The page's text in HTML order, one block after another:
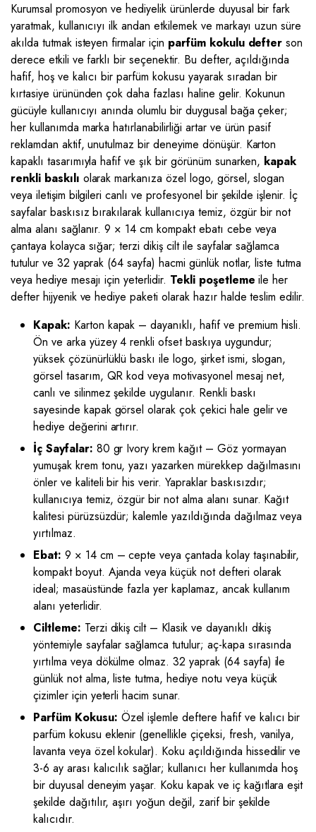
Kurumsal promosyon ve hediyelik ürünlerde duyusal bir fark
yaratmak, kullanıcıyı ilk andan etkilemek ve markayı uzun süre
akılda tutmak isteyen firmalar için parfüm kokulu defter son
derece etkili ve farklı bir seçenektir. Bu defter, açıldığında
hafif, hoş ve kalıcı bir parfüm kokusu yayarak sıradan bir
kırtasiye ürününden çok daha fazlası haline gelir. Kokunun
gücüyle kullanıcıyı anında olumlu bir duygusal bağa çeker;
her kullanımda marka hatırlanabilirliği artar ve ürün pasif
reklamdan aktif, unutulmaz bir deneyime dönüşür. Karton
kapaklı tasarımıyla hafif ve şık bir görünüm sunarken, kapak
renkli baskılı olarak markanıza özel logo, görsel, slogan
veya iletişim bilgileri canlı ve profesyonel bir şekilde işlenir. İç
sayfalar baskısız bırakılarak kullanıcıya temiz, özgür bir not
alma alanı sağlanır. 9 × 14 cm kompakt ebatı cebe veya
çantaya kolayca sığar; terzi dikiş cilt ile sayfalar sağlamca
tutulur ve 32 yaprak (64 sayfa) hacmi günlük notlar, liste tutma
veya hediye mesajı için yeterlidir. Tekli poşetleme ile her
defter hijyenik ve hediye paketi olarak hazır halde teslim edilir.
Kapak: Karton kapak – dayanıklı, hafif ve premium hisli.
Ön ve arka yüzey 4 renkli ofset baskıya uygundur;
yüksek çözünürlüklü baskı ile logo, şirket ismi, slogan,
görsel tasarım, QR kod veya motivasyonel mesaj net,
canlı ve silinmez şekilde uygulanır. Renkli baskı
sayesinde kapak görsel olarak çok çekici hale gelir ve
hediye değerini artırır.
İç Sayfalar: 80 gr Ivory krem kağıt – Göz yormayan
yumuşak krem tonu, yazı yazarken mürekkep dağılmasını
önler ve kaliteli bir his verir. Yapraklar baskısızdır;
kullanıcıya temiz, özgür bir not alma alanı sunar. Kağıt
kalitesi pürüzsüzdür; kalemle yazıldığında dağılmaz veya
yırtılmaz.
Ebat: 9 × 14 cm – cepte veya çantada kolay taşınabilir,
kompakt boyut. Ajanda veya küçük not defteri olarak
ideal; masaüstünde fazla yer kaplamaz, ancak kullanım
alanı yeterlidir.
Ciltleme: Terzi dikiş cilt – Klasik ve dayanıklı dikiş
yöntemiyle sayfalar sağlamca tutulur; aç-kapa sırasında
yırtılma veya dökülme olmaz. 32 yaprak (64 sayfa) ile
günlük not alma, liste tutma, hediye notu veya küçük
çizimler için yeterli hacim sunar.
Parfüm Kokusu: Özel işlemle deftere hafif ve kalıcı bir
parfüm kokusu eklenir (genellikle çiçeksi, fresh, vanilya,
lavanta veya özel kokular). Koku açıldığında hissedilir ve
3-6 ay arası kalıcılık sağlar; kullanıcı her kullanımda hoş
bir duyusal deneyim yaşar. Koku kapak ve iç kağıtlara eşit
şekilde dağıtılır, aşırı yoğun değil, zarif bir şekilde
kalıcıdır.